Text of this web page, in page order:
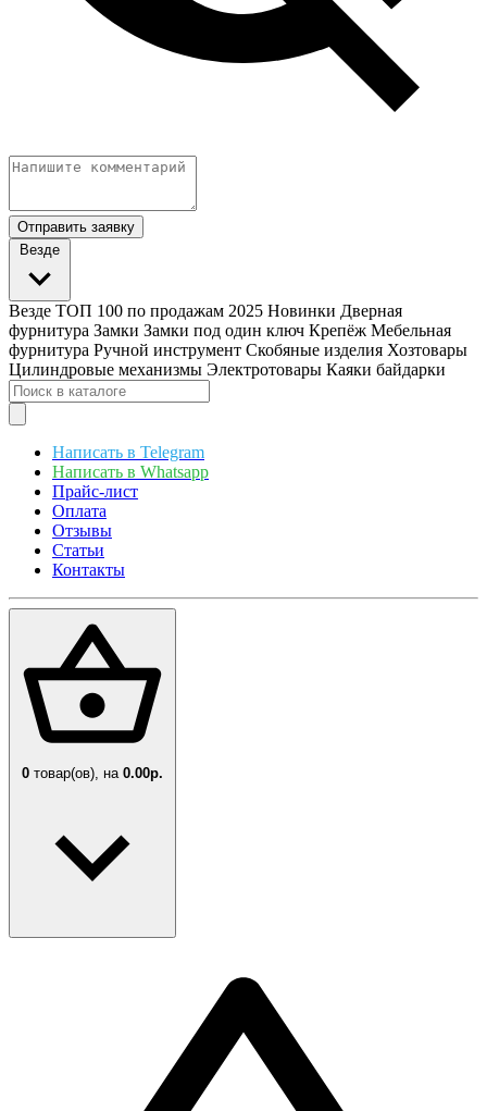
Отправить заявку
Везде
Везде ТОП 100 по продажам 2025 Новинки Дверная
фурнитура Замки Замки под один ключ Крепёж Мебельная
фурнитура Ручной инструмент Скобяные изделия Хозтовары
Цилиндровые механизмы Электротовары Каяки байдарки
Написать в Telegram
Написать в Whatsapp
Прайс-лист
Оплата
Отзывы
Статьи
Контакты
0 товар(ов), на 0.00р.